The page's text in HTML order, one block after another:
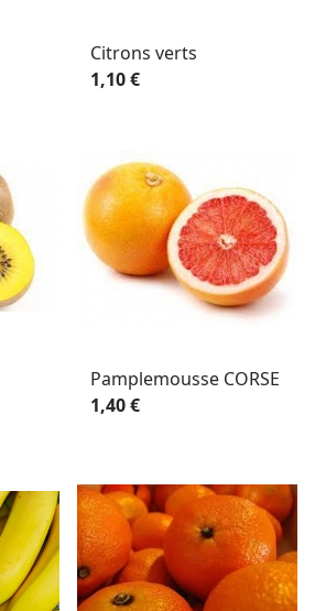
Citrons verts
1,10 €
Pamplemousse CORSE
1,40 €